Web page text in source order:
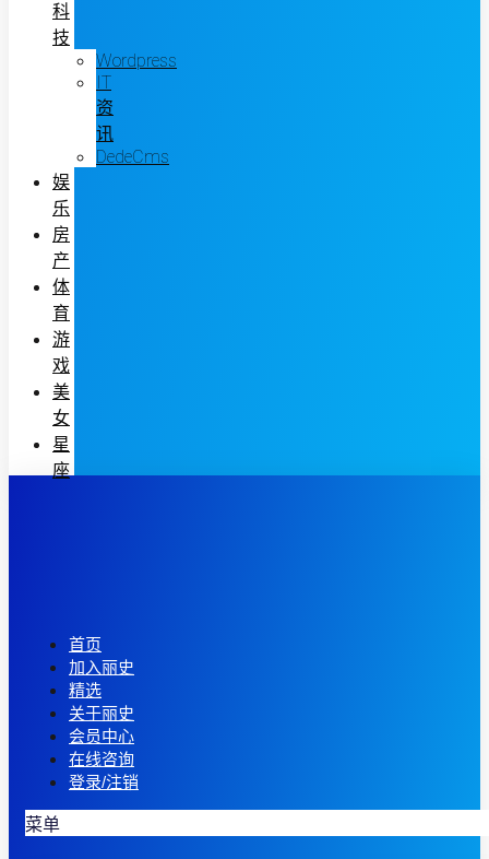
科
技
Wordpress
IT
资
讯
DedeCms
娱
乐
房
产
体
育
游
戏
美
女
星
座
首页
加入丽史
精选
关于丽史
会员中心
在线咨询
登录/注销
菜单